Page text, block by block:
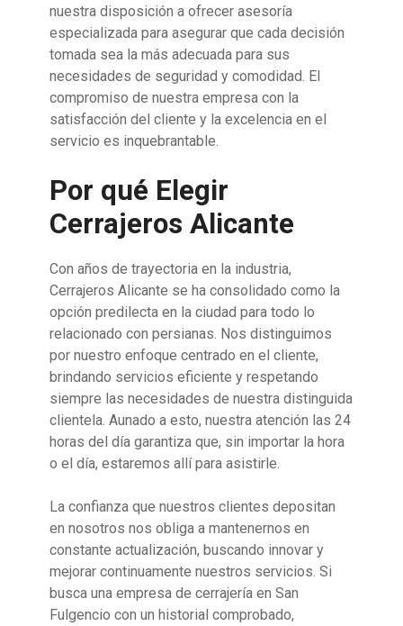
nuestra disposición a ofrecer asesoría
especializada para asegurar que cada decisión
tomada sea la más adecuada para sus
necesidades de seguridad y comodidad. El
compromiso de nuestra empresa con la
satisfacción del cliente y la excelencia en el
servicio es inquebrantable.
Por qué Elegir
Cerrajeros Alicante
Con años de trayectoria en la industria,
Cerrajeros Alicante se ha consolidado como la
opción predilecta en la ciudad para todo lo
relacionado con persianas. Nos distinguimos
por nuestro enfoque centrado en el cliente,
brindando servicios eficiente y respetando
siempre las necesidades de nuestra distinguida
clientela. Aunado a esto, nuestra atención las 24
horas del día garantiza que, sin importar la hora
o el día, estaremos allí para asistirle.
La confianza que nuestros clientes depositan
en nosotros nos obliga a mantenernos en
constante actualización, buscando innovar y
mejorar continuamente nuestros servicios. Si
busca una empresa de cerrajería en San
Fulgencio con un historial comprobado,